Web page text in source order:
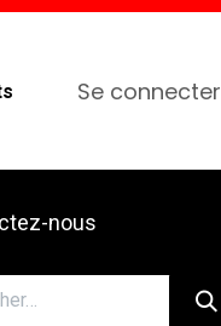
Se connecter
nous